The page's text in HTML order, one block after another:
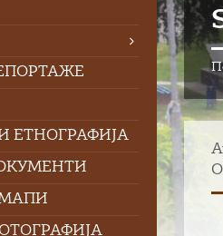
ЕТНОГРАФИЈА
МАПИ